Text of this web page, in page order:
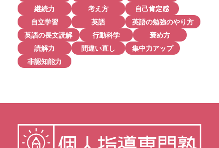
継続力
考え方
自己肯定感
自立学習
英語
英語の勉強のやり方
英語の長文読解
行動科学
褒め方
読解力
間違い直し
集中力アップ
非認知能力